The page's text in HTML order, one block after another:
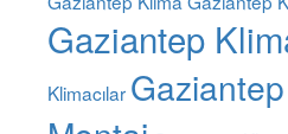
Gaziantep
Klimacılar